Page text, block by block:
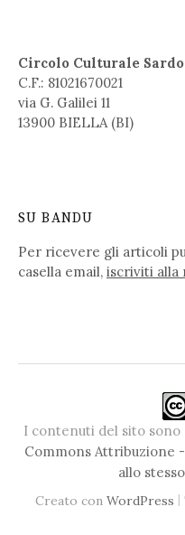
Circolo Culturale
C.F.: 81021670021
via G. Galilei 11
13900 BIELLA (BI)
SU BANDU
Per ricevere gli articoli
casella email, iscriviti alla
I contenuti del sito
Commons Attribuzione
allo
Creato con WordPress |